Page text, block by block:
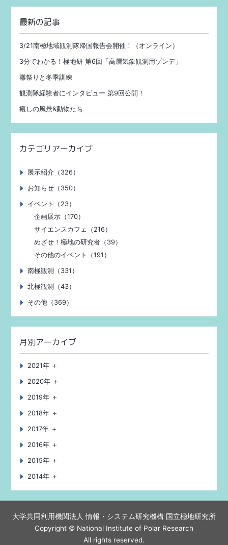
最新の記事
3/21南極地域観測隊帰国報告会開催！（オンライン）
3分でわかる！極地研 第6回「高層気象観測用ゾンデ」
雛祭りと冬季訓練
観測隊経験者にインタビュー 第9回公開！
癒しの風景&動物たち
カテゴリアーカイブ
展示紹介（326）
お知らせ（350）
イベント（23）
企画展示（170）
サイエンスカフェ（216）
めざせ！極地の研究者（39）
その他のイベント（191）
南極観測（331）
北極観測（43）
その他（369）
月別アーカイブ
2021年 ＋
2020年 ＋
2019年 ＋
2018年 ＋
2017年 ＋
2016年 ＋
2015年 ＋
2014年 ＋
大学共同利用機関法人 情報・システム研究機構 国立極地研究所
Copyright © National Institute of Polar Research
All rights reserved.